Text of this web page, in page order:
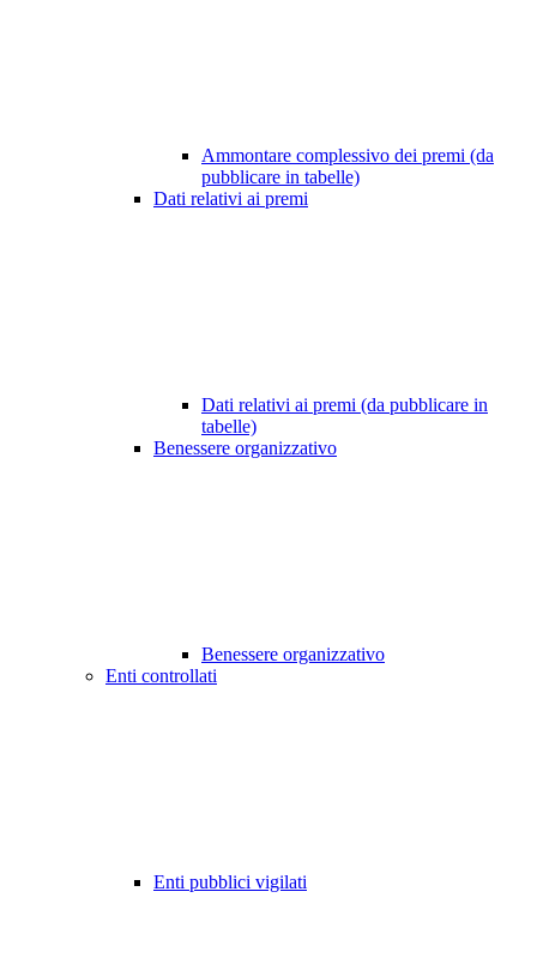
Ammontare complessivo dei premi (da
pubblicare in tabelle)
Dati relativi ai premi
Dati relativi ai premi (da pubblicare in
tabelle)
Benessere organizzativo
Benessere organizzativo
Enti controllati
Enti pubblici vigilati